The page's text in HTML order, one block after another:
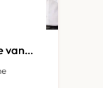
van